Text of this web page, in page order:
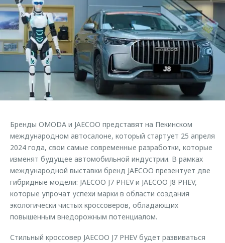
Страхование
Кредитный калькулятор
Аксессуары
Одежда и сувениры
Оригинальные аксессуары
Запчасти
Калькулятор трейд-ин
Клиентская поддержка
O&J Автоклуб
Клуб владельцев OMODA
Приложение O&J
Аксессуары
Одежда и сувениры
Запчасти
Обратная связь
Бренды OMODA и JAECOO представят на Пекинском
международном автосалоне, который стартует 25 апреля
2024 года, свои самые современные разработки, которые
изменят будущее автомобильной индустрии. В рамках
международной выставки бренд JAECOO презентует две
гибридные модели: JAECOO J7 PHEV и JAECOO J8 PHEV,
которые упрочат успехи марки в области создания
экологически чистых кроссоверов, обладающих
повышенным внедорожным потенциалом.
Стильный кроссовер JAECOO J7 PHEV будет развиваться